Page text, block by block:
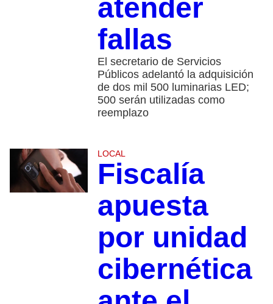
atender
fallas
El secretario de Servicios
Públicos adelantó la adquisición
de dos mil 500 luminarias LED;
500 serán utilizadas como
reemplazo
LOCAL
Fiscalía
apuesta
por unidad
cibernética